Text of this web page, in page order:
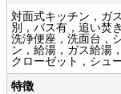
対面式キッチン，ガ
別，バス有，追い焚
洗浄便座，洗面台，
ン，給湯，ガス給湯
クローゼット，シュ
特徴